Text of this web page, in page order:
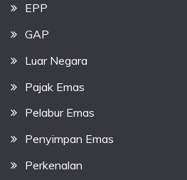
EPP
GAP
Luar Negara
Pajak Emas
Pelabur Emas
Penyimpan Emas
Perkenalan